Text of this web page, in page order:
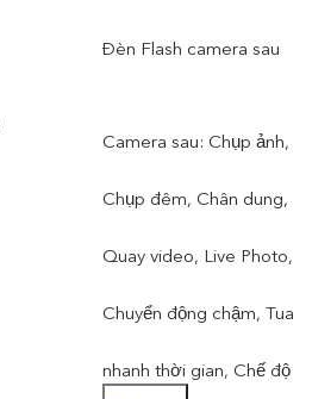
Đèn Flash camera sau
Camera sau: Chụp ảnh,
Chụp đêm, Chân dung,
Quay video, Live Photo,
Chuyển động chậm, Tua
nhanh thời gian, Chế độ